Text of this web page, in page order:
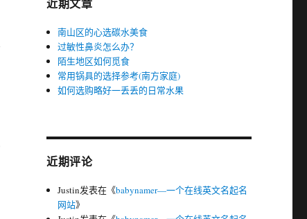
南山区的心选碳水美食
过敏性鼻炎怎么办？
陌生地区如何觅食
常用锅具的选择参考(南方家庭)
如何选购略好一丢丢的日常水果
近期评论
Justin发表在《babynamer—一个在线英文名起名
网站》